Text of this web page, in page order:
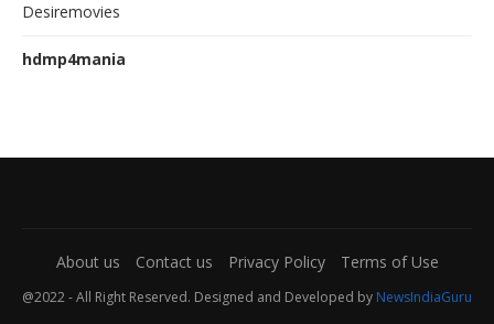
Desiremovies
hdmp4mania
About us Contact us Privacy Policy Terms of Use
@2022 - All Right Reserved. Designed and Developed by NewsIndiaGuru